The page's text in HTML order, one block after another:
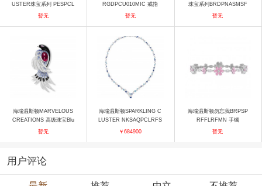
USTER珠宝系列 PESPCL
PMWC 吊坠
暂无
RGDPCU010MIC 戒指
暂无
珠宝系列BRDPNASMSF
手镯
暂无
海瑞温斯顿MARVELOUS
CREATIONS 高级珠宝Blu
e Magpie胸针 胸针
暂无
海瑞温斯顿SPARKLING C
LUSTER NKSAQPCLRFS
PC 项链
￥684900
海瑞温斯顿勿忘我BRPSP
RFFLRFMN 手镯
暂无
用户评论